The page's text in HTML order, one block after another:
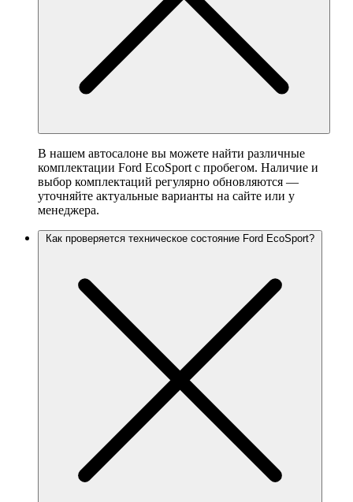
В нашем автосалоне вы можете найти различные
комплектации Ford EcoSport с пробегом. Наличие и
выбор комплектаций регулярно обновляются —
уточняйте актуальные варианты на сайте или у
менеджера.
Как проверяется техническое состояние Ford EcoSport?